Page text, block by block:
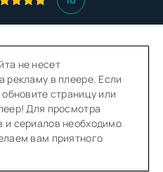
не несет
рекламу в плеере. Если
страницу или
Для просмотра
и сериалов необходимо
вам приятного